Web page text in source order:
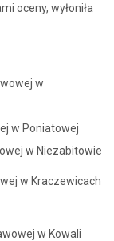
oceny, wyłoniła
w
w Poniatowej
w Niezabitowie
w Kraczewicach
w Kowali